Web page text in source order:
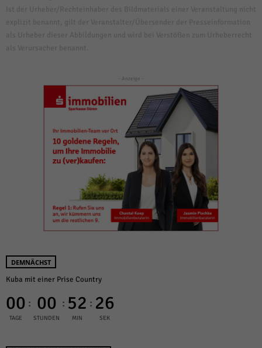
- Anzeige -
DEMNÄCHST
Kuba mit einer Prise Country
00
TAGE
: 00
STUNDEN
: 52
MIN
: 26
SEK